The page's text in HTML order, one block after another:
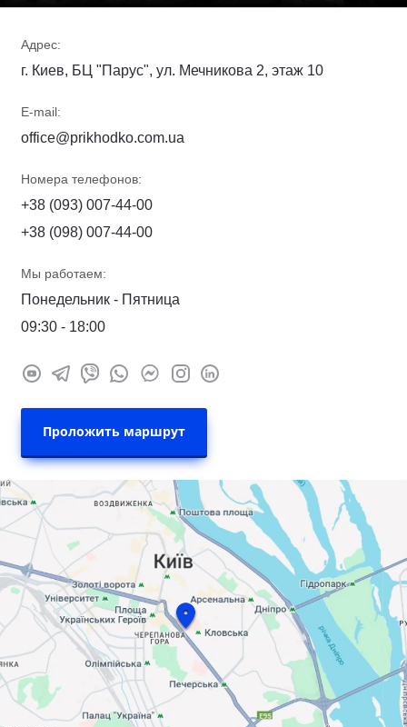
Адрес:
г. Киев, БЦ "Парус", ул. Мечникова 2, этаж 10
E-mail:
office@prikhodko.com.ua
Номера телефонов:
+38 (093) 007-44-00
+38 (098) 007-44-00
Мы работаем:
Понедельник - Пятница
09:30 - 18:00
Проложить маршрут